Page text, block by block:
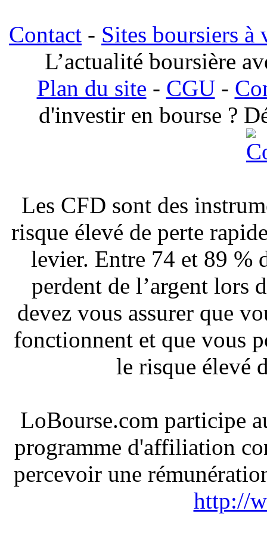
Contact - Sites boursiers à
L’actualité boursière
Plan du site - CGU-
d'investir en bourse ?
Les CFD sont des
risque élevé de perte
levier. Entre 74 et 89 %
perdent de l’argent lors
devez vous assurer que
fonctionnent et que vous
le risque élevé
LoBourse.com participe
programme d'affiliation
percevoir une
http://